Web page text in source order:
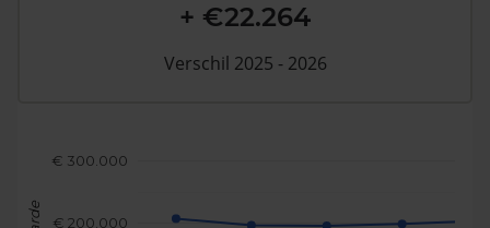
€ 200.000
€ 300.000
+ €22.264
Verschil 2025 - 2026